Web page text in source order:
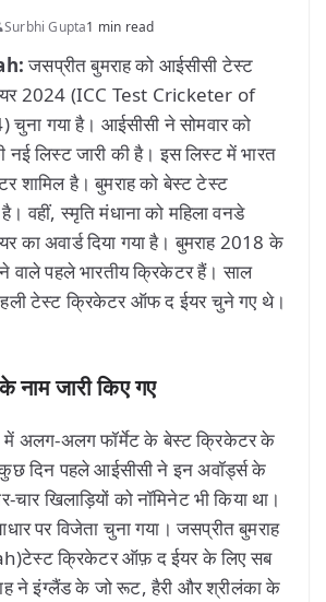
Surbhi Gupta1 min read
जसप्रीत बुमराह को आईसीसी टेस्ट
2024 (ICC Test Cricketer of
गया है। आईसीसी ने सोमवार को
लिस्ट जारी की है। इस लिस्ट में भारत
शामिल है। बुमराह को बेस्ट टेस्ट
वहीं, स्मृति मंधाना को महिला वनडे
का अवार्ड दिया गया है। बुमराह 2018 के
वाले पहले भारतीय क्रिकेटर हैं। साल
टेस्ट क्रिकेटर ऑफ द ईयर चुने गए थे।
नाम जारी किए गए
अलग-अलग फॉर्मेट के बेस्ट क्रिकेटर के
कुछ दिन पहले आईसीसी ने इन अवॉर्ड्स के
चार खिलाड़ियों को नॉमिनेट भी किया था।
पर विजेता चुना गया। जसप्रीत बुमराह
क्रिकेटर ऑफ़ द ईयर के लिए सब
ने इंग्लैंड के जो रूट, हैरी और श्रीलंका के